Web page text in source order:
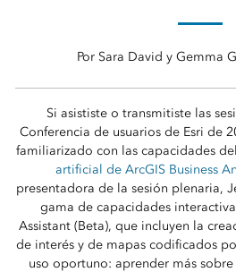
Por Sara David y Gemma
Si asististe o transmitiste las
Conferencia de usuarios de Esri de
familiarizado con las capacidades del
artificial de ArcGIS Business
presentadora de la sesión plenaria,
gama de capacidades
Assistant (Beta), que incluyen la
de interés y de mapas codificados
uso oportuno: aprender más